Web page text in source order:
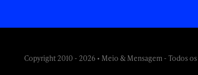
Copyright 2010 - 2026 • Meio & Mensagem - Todos